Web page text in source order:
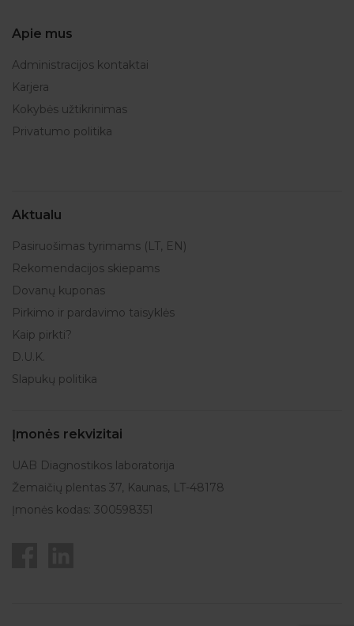
Apie mus
Administracijos kontaktai
Karjera
Kokybės užtikrinimas
Privatumo politika
Aktualu
Pasiruošimas tyrimams (LT, EN)
Rekomendacijos skiepams
Dovanų kuponas
Pirkimo ir pardavimo taisyklės
Kaip pirkti?
D.U.K.
Slapukų politika
Įmonės rekvizitai
UAB Diagnostikos laboratorija
Žemaičių plentas 37, Kaunas, LT-48178
Įmonės kodas: 300598351